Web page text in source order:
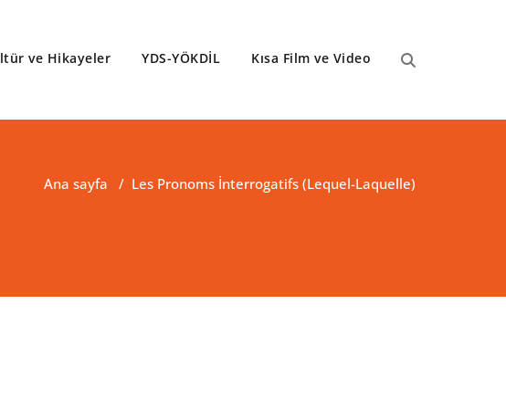
ve Hikayeler YDS-YÖKDİL Kısa Film ve Video
Ana sayfa / Les Pronoms İnterrogatifs (Lequel-Laquelle)